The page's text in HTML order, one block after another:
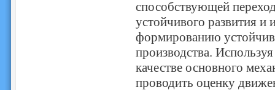
способствующей
устойчивого развития и
формированию
производства.
качестве основного
проводить оценку